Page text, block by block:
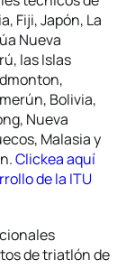
Fiji, Japón, La
Nueva
las Islas
Bolivia,
Nueva
Malasia y
Clickea aquí
de la ITU
de triatlón de